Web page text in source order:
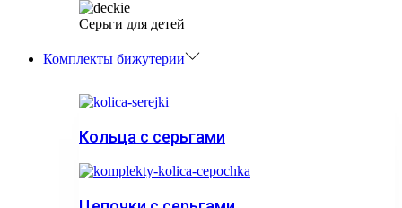
Серьги для детей
Комплекты бижутерии
Кольца с серьгами